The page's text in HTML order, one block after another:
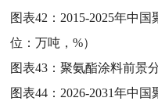
图表42： 2015-2025年中
位：万吨，%）
图表43：聚氨酯涂料前景
图表44： 2026-2031年中